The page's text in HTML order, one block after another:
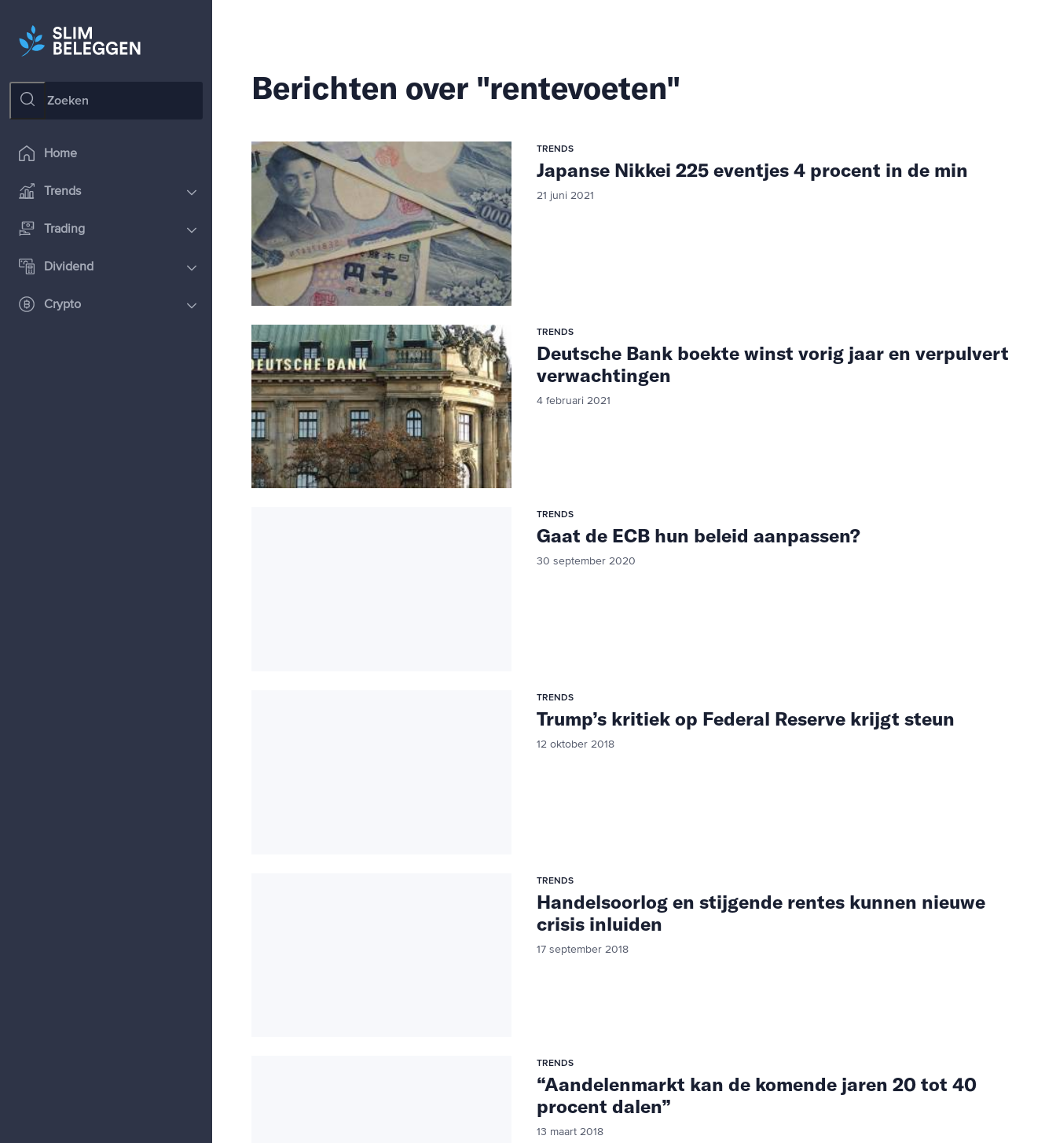
Home
Trends
Trading
Dividend
Crypto
Berichten over "rentevoeten"
TRENDS
Japanse Nikkei 225 eventjes 4 procent in de min
21 juni 2021
TRENDS
Deutsche Bank boekte winst vorig jaar en verpulvert
verwachtingen
4 februari 2021
TRENDS
Gaat de ECB hun beleid aanpassen?
30 september 2020
TRENDS
Trump’s kritiek op Federal Reserve krijgt steun
12 oktober 2018
TRENDS
Handelsoorlog en stijgende rentes kunnen nieuwe
crisis inluiden
17 september 2018
TRENDS
“Aandelenmarkt kan de komende jaren 20 tot 40
procent dalen”
13 maart 2018